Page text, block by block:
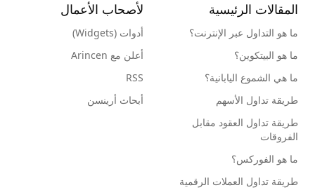
المقالات الرئيسية
ما هو التداول عبر الإنترنت؟
ما هو البيتكوين؟
ما هي الشموع اليابانية؟
طريقة تداول الأسهم
طريقة تداول العقود مقابل
الفروقات
ما هو الفوركس؟
طريقة تداول العملات الرقمية
لأصحاب الأعمال
أدوات (Widgets)
أعلن مع Arincen
RSS
أبحاث أرينسن